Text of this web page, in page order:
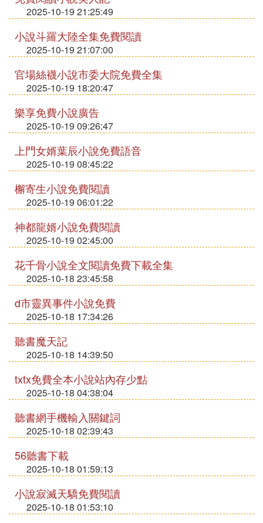
2025-10-19 21:25:49
小說斗羅大陸全集免費閱讀
2025-10-19 21:07:00
官場絲襪小說市委大院免費全集
2025-10-19 18:20:47
樂享免費小說廣告
2025-10-19 09:26:47
上門女婿葉辰小說免費語音
2025-10-19 08:45:22
檞寄生小說免費閱讀
2025-10-19 06:01:22
神都龍婿小說免費閱讀
2025-10-19 02:45:00
花千骨小說全文閱讀免費下載全集
2025-10-18 23:45:58
d市靈異事件小說免費
2025-10-18 17:34:26
聽書魔天記
2025-10-18 14:39:50
txtx免費全本小說站內存少點
2025-10-18 04:38:04
聽書網手機輸入關鍵詞
2025-10-18 02:39:43
56聽書下載
2025-10-18 01:59:13
小說寂滅天驕免費閱讀
2025-10-18 01:53:10